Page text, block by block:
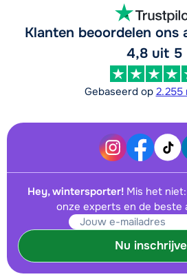
Klanten beoordelen ons
4,8 uit 5
Gebaseerd op 2.255
Hey, wintersporter! Mis het
onze experts en de beste
Nu